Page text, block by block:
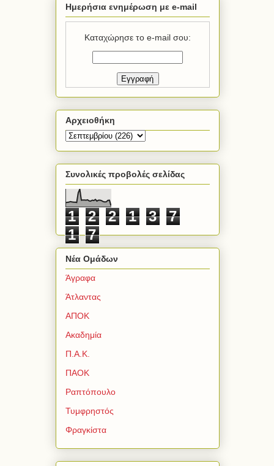
Ημερήσια ενημέρωση με e-mail
Καταχώρησε το e-mail σου:
Αρχειοθήκη
Συνολικές προβολές σελίδας
1 2 2 1 3
7
1
7
Νέα Ομάδων
Άγραφα
Άτλαντας
ΑΠΟΚ
Ακαδημία
Π.Α.Κ.
ΠΑΟΚ
Ραπτόπουλο
Τυμφρηστός
Φραγκίστα